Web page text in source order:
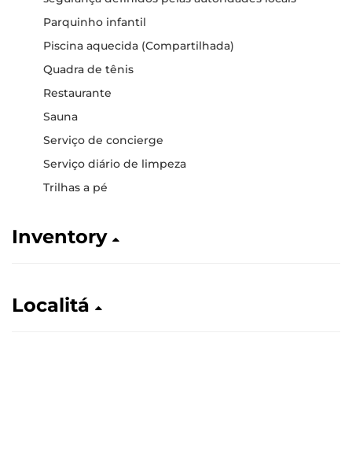
Parquinho infantil
Piscina aquecida (Compartilhada)
Quadra de tênis
Restaurante
Sauna
Serviço de concierge
Serviço diário de limpeza
Trilhas a pé
Inventory
Localitá